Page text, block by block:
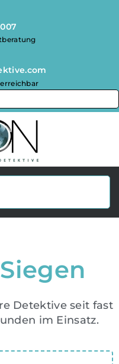
Detektive seit fast
im Einsatz.